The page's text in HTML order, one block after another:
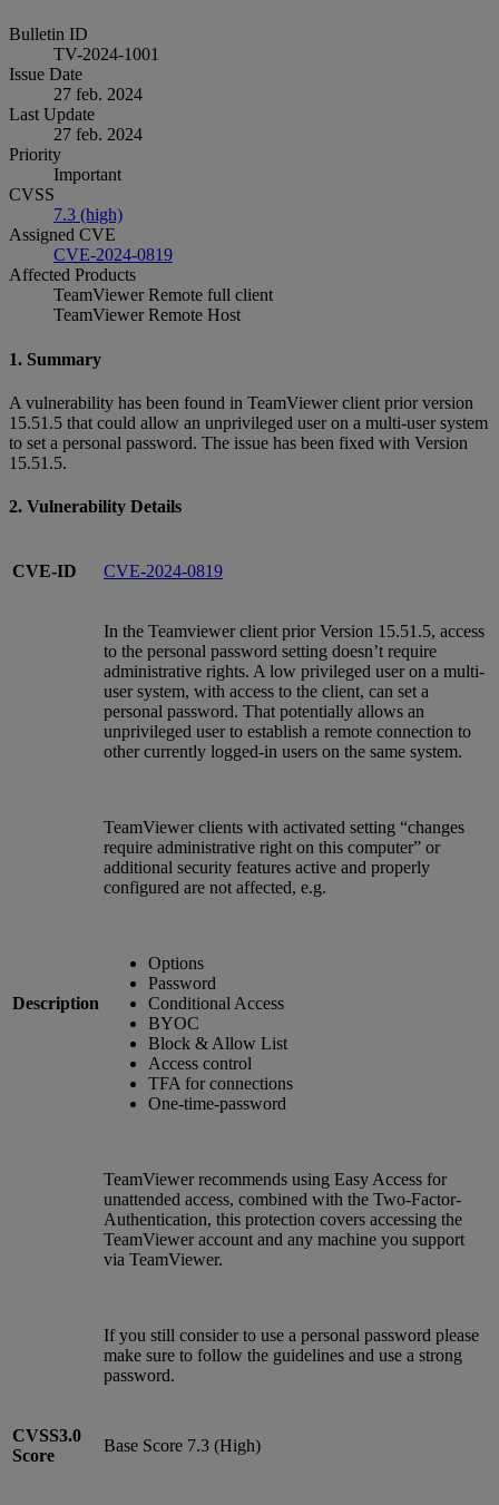
Bulletin ID
TV-2024-1001
Issue Date
27 feb. 2024
Last Update
27 feb. 2024
Priority
Important
CVSS
7.3 (high)
Assigned CVE
CVE-2024-0819
Affected Products
TeamViewer Remote full client
TeamViewer Remote Host
1. Summary
A vulnerability has been found in TeamViewer client prior version
15.51.5 that could allow an unprivileged user on a multi-user system
to set a personal password. The issue has been fixed with Version
15.51.5.
2. Vulnerability Details
CVE-ID CVE-2024-0819
Description
In the Teamviewer client prior Version 15.51.5, access
to the personal password setting doesn’t require
administrative rights. A low privileged user on a multi-
user system, with access to the client, can set a
personal password. That potentially allows an
unprivileged user to establish a remote connection to
other currently logged-in users on the same system.
TeamViewer clients with activated setting “changes
require administrative right on this computer” or
additional security features active and properly
configured are not affected, e.g.
Options
Password
Conditional Access
BYOC
Block & Allow List
Access control
TFA for connections
One-time-password
TeamViewer recommends using Easy Access for
unattended access, combined with the Two-Factor-
Authentication, this protection covers accessing the
TeamViewer account and any machine you support
via TeamViewer.
If you still consider to use a personal password please
make sure to follow the guidelines and use a strong
password.
CVSS3.0
Score
Base Score 7.3 (High)